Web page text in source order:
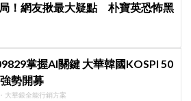
局！網友揪最大疑點 朴寶英恐怖黑
掌握AI關鍵 大華韓國KOSPI 50
勢開募
大華銀全能行銷方案